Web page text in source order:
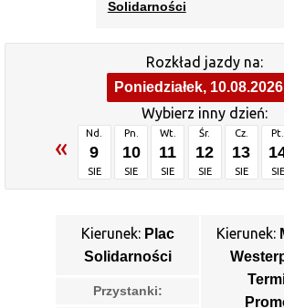
Solidarności
Rozkład jazdy na:
Poniedziałek,
Wybierz inny dzień:
« Nd.
9
SIE
Pn.
10
SIE
Wt.
11
SIE
Śr.
12
SIE
Cz.
13
SIE
Pt.
SIE
Kierunek: Plac
Solidarności
Przystanki:
Kierunek: